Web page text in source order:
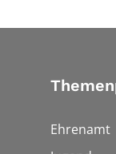
Ehrenamt